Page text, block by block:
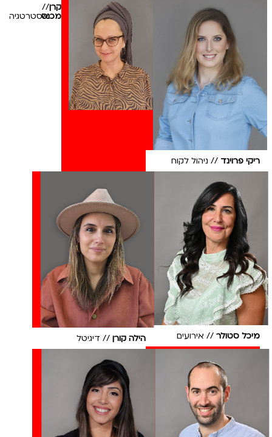
ריקי פרוינד // ניהול לקוח
קרן
מכנס
//
אסטרטגיה
מיכל סטולר // אירועים הילה קורן // דיגיטל